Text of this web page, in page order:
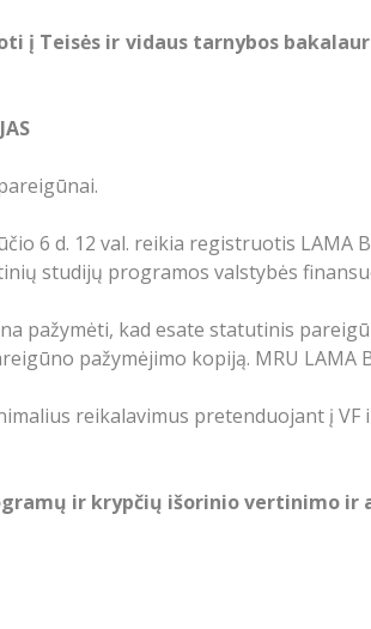
į Teisės ir vidaus tarnybos
6 d. 12 val. reikia registruotis LAMA
studijų programos valstybės
pažymėti, kad esate statutinis
pažymėjimo kopiją. MRU LAMA
reikalavimus pretenduojant į VF
ir krypčių išorinio vertinimo